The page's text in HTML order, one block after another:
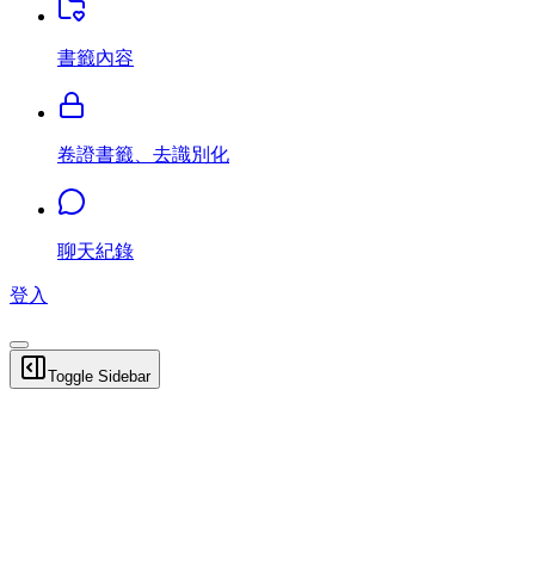
書籤內容
卷證書籤、去識別化
聊天紀錄
登入
Toggle Sidebar